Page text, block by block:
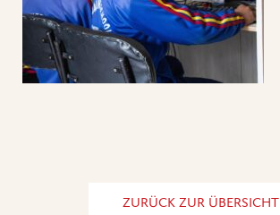
ZURÜCK ZUR ÜBERSICHT